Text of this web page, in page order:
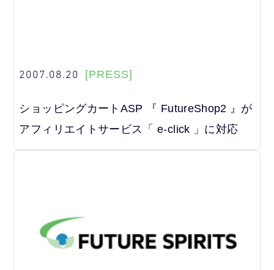
2007.08.20 [PRESS]
ショッピングカートASP 『 FutureShop2 』が
アフィリエイトサービス「 e-click 」に対応